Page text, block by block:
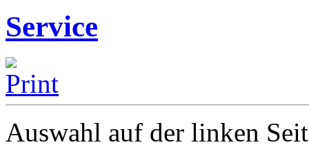
Service
Auswahl auf der linken